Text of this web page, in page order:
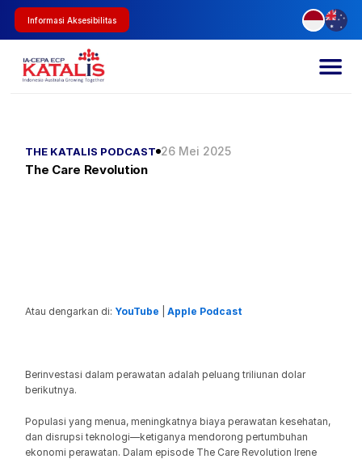
Informasi Aksesibilitas
THE KATALIS PODCAST 26 Mei 2025
The Care Revolution
Atau dengarkan di: YouTube | Apple Podcast
Berinvestasi dalam perawatan adalah peluang triliunan dolar
berikutnya.
Populasi yang menua, meningkatnya biaya perawatan kesehatan,
dan disrupsi teknologi—ketiganya mendorong pertumbuhan
ekonomi perawatan. Dalam episode The Care Revolution Irene